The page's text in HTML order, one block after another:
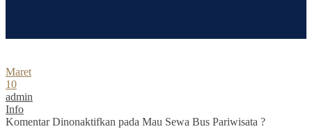
Maret
10
admin
Info
Komentar Dinonaktifkan pada Mau Sewa Bus Pariwisata ?